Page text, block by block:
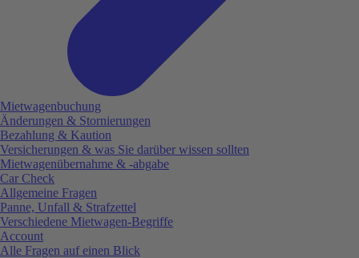
Mietwagenbuchung
Änderungen & Stornierungen
Bezahlung & Kaution
Versicherungen & was Sie darüber wissen sollten
Mietwagenübernahme & -abgabe
Car Check
Allgemeine Fragen
Panne, Unfall & Strafzettel
Verschiedene Mietwagen-Begriffe
Account
Alle Fragen auf einen Blick